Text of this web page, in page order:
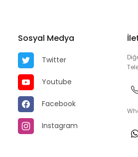
Sosyal Medya
Twitter
Youtube
Facebook
Instagram